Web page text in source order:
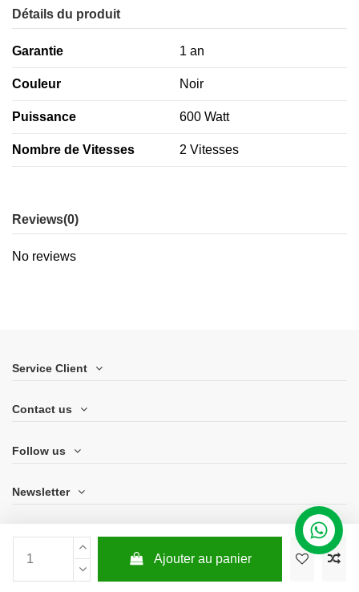
Ajouter au panier
Détails du produit
Garantie 1 an
Couleur Noir
Puissance 600 Watt
Nombre de Vitesses 2 Vitesses
Reviews(0)
No reviews
Service Client
Contact us
Follow us
Newsletter